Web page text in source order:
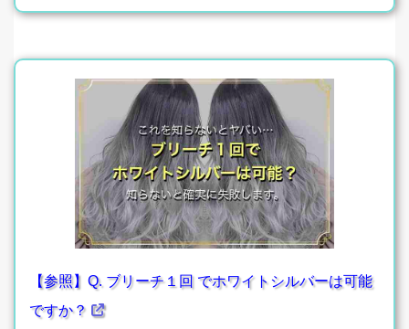
【参照】Q. ブリーチ１回 でホワイトシルバーは可能
ですか？